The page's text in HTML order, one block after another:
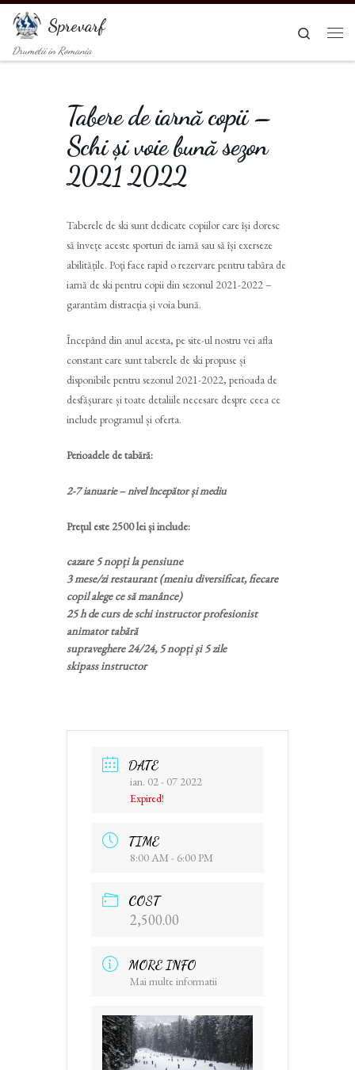
Sari la conținut
Sprevarf
Drumetii in Romania
Search
Tabere de iarnă copii –
Schi și voie bună sezon
2021 2022
Taberele de ski sunt dedicate copiilor care își doresc
să învețe aceste sporturi de iarnă sau să își exerseze
abilitățile. Poți face rapid o rezervare pentru tabăra de
iarnă de ski pentru copii din sezonul 2021-2022 –
garantăm distracția și voia bună.
Începând din anul acesta, pe site-ul nostru vei afla
constant care sunt taberele de ski propuse și
disponibile pentru sezonul 2021-2022, perioada de
desfășurare și toate detaliile necesare despre ceea ce
include programul și oferta.
Perioadele de tabără:
2-7 ianuarie – nivel începător și mediu
Prețul este 2500 lei și include:
cazare 5 nopți la pensiune
3 mese/zi restaurant (meniu diversificat, fiecare
copil alege ce să manânce)
25 h de curs de schi instructor profesionist
animator tabără
supraveghere 24/24, 5 nopți și 5 zile
skipass instructor
DATE
ian. 02 - 07 2022
Expired!
TIME
8:00 AM - 6:00 PM
COST
2,500.00
MORE INFO
Mai multe informatii